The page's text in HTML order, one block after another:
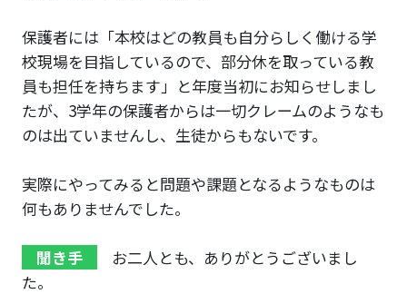
保護者には「本校はどの教員も自分らしく働ける学
校現場を目指しているので、部分休を取っている教
員も担任を持ちます」と年度当初にお知らせしまし
たが、3学年の保護者からは一切クレームのようなも
のは出ていませんし、生徒からもないです。
実際にやってみると問題や課題となるようなものは
何もありませんでした。
聞き手
お二人とも、ありがとうございまし
た。